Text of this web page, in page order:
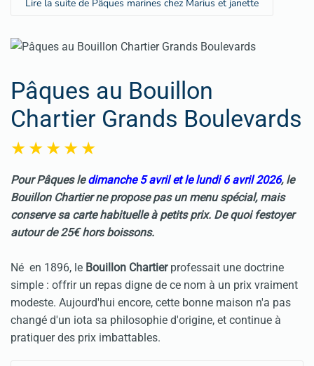
Lire la suite de Pâques marines chez Marius et janette
Pâques au Bouillon
Chartier Grands Boulevards
Pour Pâques ledimanche 5 avril et le lundi 6 avril 2026, le
Bouillon Chartier ne propose pas un menu spécial, mais
conserve sa carte habituelleà petits prix. De quoi festoyer
autour de 25€ hors boissons.
Né en 1896, le Bouillon Chartierprofessait une doctrine
simple : offrir un repas digne de ce nom à un prix vraiment
modeste. Aujourd'hui encore, cette bonne maison n'a pas
changé d'un iota sa philosophie d'origine, et continue à
pratiquer des prix imbattables.